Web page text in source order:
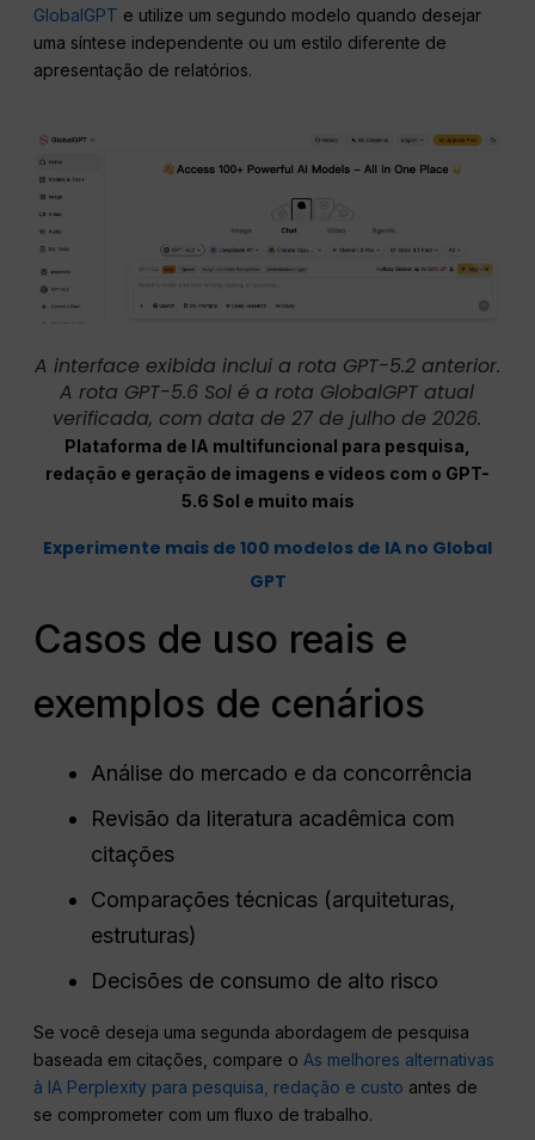
GlobalGPT e utilize um segundo modelo quando desejar
uma síntese independente ou um estilo diferente de
apresentação de relatórios.
A interface exibida inclui a rota GPT-5.2 anterior.
A rota GPT-5.6 Sol é a rota GlobalGPT atual
verificada, com data de 27 de julho de 2026.
Plataforma de IA multifuncional para pesquisa,
redação e geração de imagens e vídeos com o GPT-
5.6 Sol e muito mais
Experimente mais de 100 modelos de IA no Global
GPT
Casos de uso reais e
exemplos de cenários
Análise do mercado e da concorrência
Revisão da literatura acadêmica com
citações
Comparações técnicas (arquiteturas,
estruturas)
Decisões de consumo de alto risco
Se você deseja uma segunda abordagem de pesquisa
baseada em citações, compare oAs melhores alternativas
à IA Perplexity para pesquisa, redação e custo antes de
se comprometer com um fluxo de trabalho.